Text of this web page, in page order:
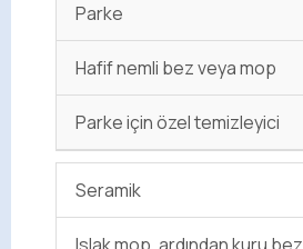
Parke
Hafif nemli bez veya mop
Parke için özel temizleyici
Seramik